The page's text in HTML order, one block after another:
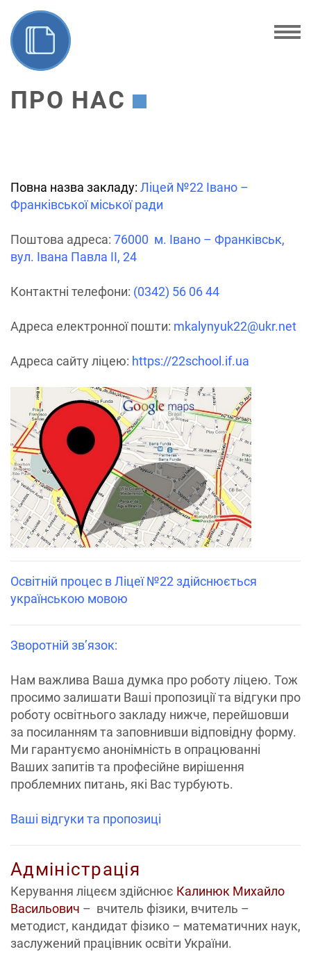
ПРО НАС
Повна назва закладу: Ліцей №22 Івано –
Франківської міської ради
Поштова адреса: 76000 м. Івано – Франківськ,
вул. Івана Павла ІІ, 24
Контактні телефони: (0342) 56 06 44
Адреса електронної пошти: mkalynyuk22@ukr.net
Адреса сайту ліцею: https://22school.if.ua
Освітній процес в Ліцеї №22 здійснюється
українською мовою
Зворотній зв’язок:
Нам важлива Ваша думка про роботу ліцею. Тож
просимо залишати Ваші пропозиції та відгуки про
роботу освітнього закладу нижче, перейшовши
за посиланням та заповнивши відповідну форму.
Ми гарантуємо анонімність в опрацюванні
Ваших запитів та професійне вирішення
проблемних питань, які Вас турбують.
Ваші відгуки та пропозиці
Адміністрація
Керування ліцеєм здійснює Калинюк Михайло
Васильович – вчитель фізики, вчитель –
методист, кандидат фізико – математичних наук,
заслужений працівник освіти України.